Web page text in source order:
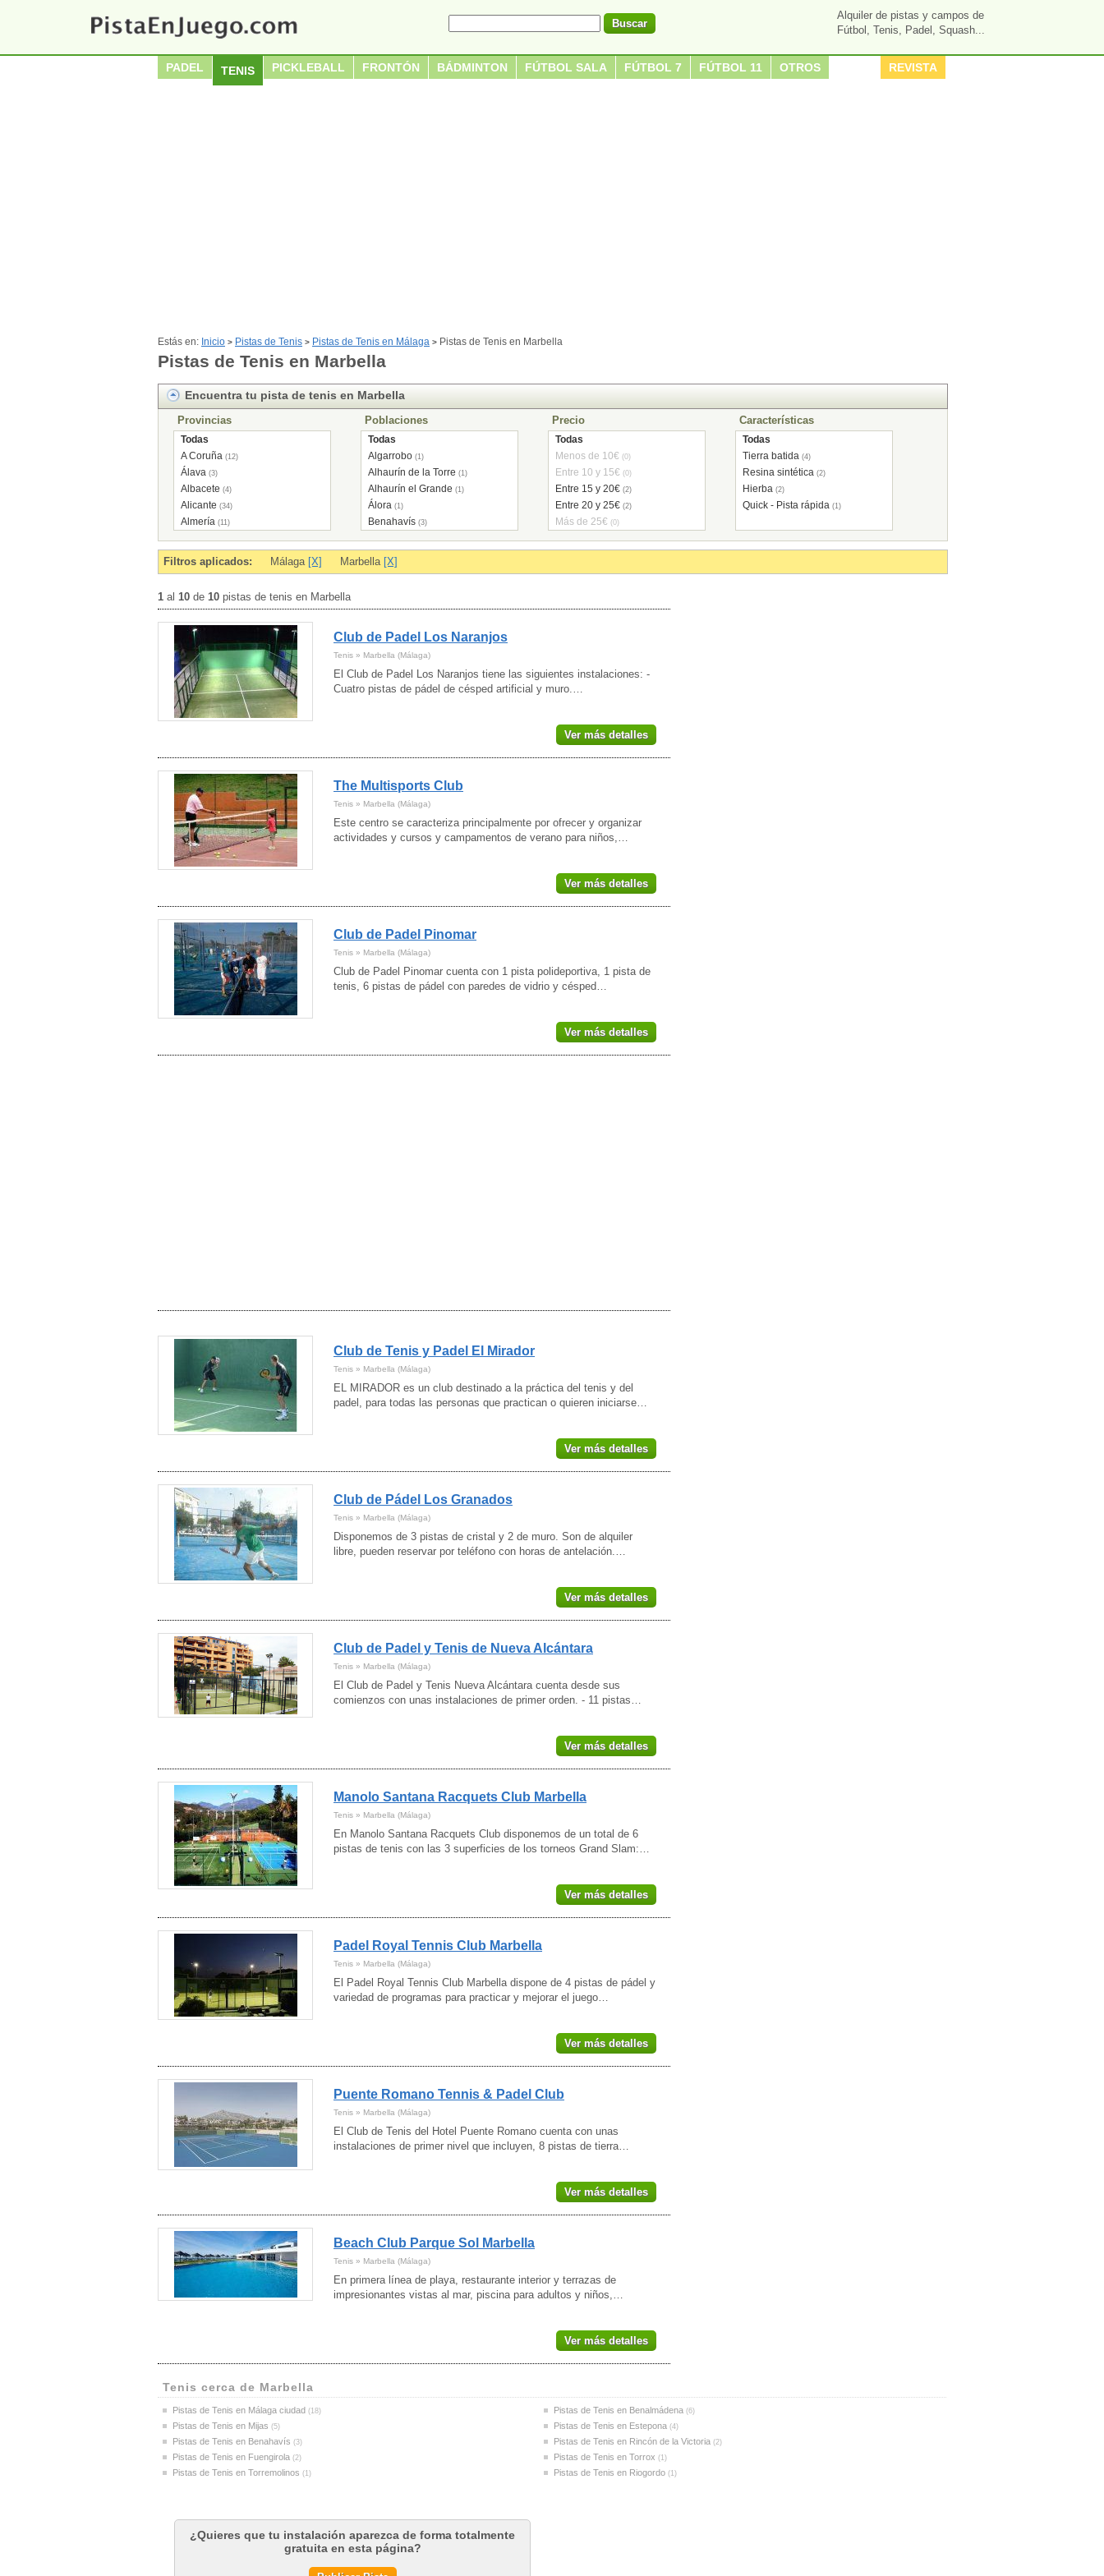
Alquiler de pistas y campos de
Fútbol, Tenis, Padel, Squash...
PADEL TENIS PICKLEBALL FRONTÓN BÁDMINTON FÚTBOL SALA FÚTBOL 7 FÚTBOL 11 OTROS REVISTA
Estás en: Inicio > Pistas de Tenis > Pistas de Tenis en Málaga > Pistas de Tenis en Marbella
Pistas de Tenis en Marbella
Encuentra tu pista de tenis en Marbella
Provincias
Todas
A Coruña (12)
Álava (3)
Albacete (4)
Alicante (34)
Almería (11)
Asturias
Baleares (1)
Barcelona (159)
Burgos
Cáceres (2)
Cádiz (15)
Cantabria (11)
Castellón (14)
Ceuta (1)
Girona (41)
Granada (12)
Guadalajara (5)
Guipúzcoa (7)
Huelva (17)
Huesca (5)
Lanzarote
Las Palmas (6)
León (6)
Lleida (8)
Lugo (3)
Madrid (120)
Valencia (29)
Vizcaya
Zamora (4)
Zaragoza
Poblaciones
Todas
Algarrobo (1)
Alhaurín de la Torre (1)
Alhaurín el Grande (1)
Álora (1)
Benahavís (3)
Estepona
Fuengirola
Rincón de la Victoria (2)
Riogordo (1)
Torremolinos
Torrox (1)
Precio
Todas
Menos de 10€ (0)
Entre 10 y 15€ (0)
Entre 15 y 20€ (2)
Entre 20 y 25€ (2)
Más de 25€ (0)
Características
Todas
Tierra batida (4)
Resina sintética (2)
Hierba (2)
Quick - Pista rápida (1)
Filtros aplicados: Málaga [X] Marbella [X]
1 al 10 de 10 pistas de tenis en Marbella
Club de Padel Los Naranjos
Tenis » Marbella (Málaga)
El Club de Padel Los Naranjos tiene las siguientes instalaciones: -
Cuatro pistas de pádel de césped artificial y muro.…
Ver más detalles
The Multisports Club
Tenis » Marbella (Málaga)
Este centro se caracteriza principalmente por ofrecer y organizar
actividades y cursos y campamentos de verano para niños,…
Ver más detalles
Club de Padel Pinomar
Tenis » Marbella (Málaga)
Club de Padel Pinomar cuenta con 1 pista polideportiva, 1 pista de
tenis, 6 pistas de pádel con paredes de vidrio y césped…
Ver más detalles
Club de Tenis y Padel El Mirador
Tenis » Marbella (Málaga)
EL MIRADOR es un club destinado a la práctica del tenis y del
padel, para todas las personas que practican o quieren iniciarse…
Ver más detalles
Club de Pádel Los Granados
Tenis » Marbella (Málaga)
Disponemos de 3 pistas de cristal y 2 de muro. Son de alquiler
libre, pueden reservar por teléfono con horas de antelación.…
Ver más detalles
Club de Padel y Tenis de Nueva Alcántara
Tenis » Marbella (Málaga)
El Club de Padel y Tenis Nueva Alcántara cuenta desde sus
comienzos con unas instalaciones de primer orden. - 11 pistas…
Ver más detalles
Manolo Santana Racquets Club Marbella
Tenis » Marbella (Málaga)
En Manolo Santana Racquets Club disponemos de un total de 6
pistas de tenis con las 3 superficies de los torneos Grand Slam:…
Ver más detalles
Padel Royal Tennis Club Marbella
Tenis » Marbella (Málaga)
El Padel Royal Tennis Club Marbella dispone de 4 pistas de pádel y
variedad de programas para practicar y mejorar el juego…
Ver más detalles
Puente Romano Tennis & Padel Club
Tenis » Marbella (Málaga)
El Club de Tenis del Hotel Puente Romano cuenta con unas
instalaciones de primer nivel que incluyen, 8 pistas de tierra…
Ver más detalles
Beach Club Parque Sol Marbella
Tenis » Marbella (Málaga)
En primera línea de playa, restaurante interior y terrazas de
impresionantes vistas al mar, piscina para adultos y niños,…
Ver más detalles
Tenis cerca de Marbella
Pistas de Tenis en Málaga ciudad (18) Pistas de Tenis en Benalmádena (6)
Pistas de Tenis en Mijas (5) Pistas de Tenis en Estepona (4)
Pistas de Tenis en Benahavís (3) Pistas de Tenis en Rincón de la Victoria (2)
Pistas de Tenis en Fuengirola (2) Pistas de Tenis en Torrox (1)
Pistas de Tenis en Torremolinos (1) Pistas de Tenis en Riogordo (1)
¿Quieres que tu instalación aparezca de forma totalmente
gratuita en esta página?